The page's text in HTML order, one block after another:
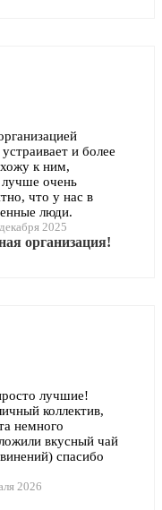
и более
к ним,
очень
что у нас в
люди.
2025
организация!
лучшие!
коллектив,
немного
вкусный чай
спасибо
2026